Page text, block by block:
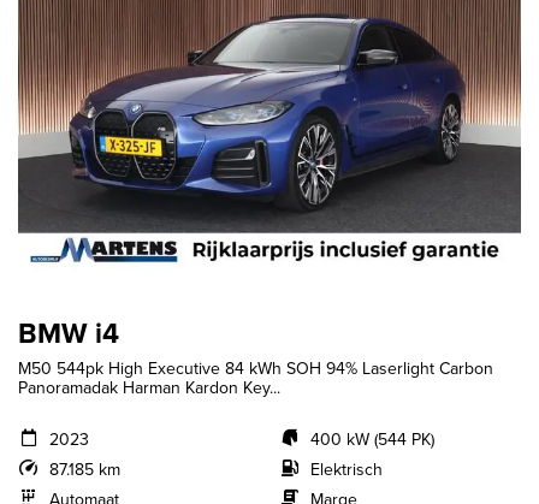
BMW i4
M50 544pk High Executive 84 kWh SOH 94% Laserlight Carbon
Panoramadak Harman Kardon Key...
2023
87.185 km
400 kW (544 PK)
Elektrisch